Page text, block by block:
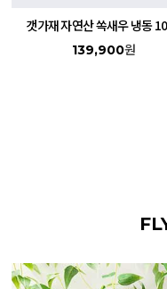
갯가재 자연산 쏙새우 냉동
139,900원